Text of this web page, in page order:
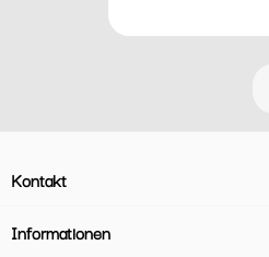
Kontakt
Informationen